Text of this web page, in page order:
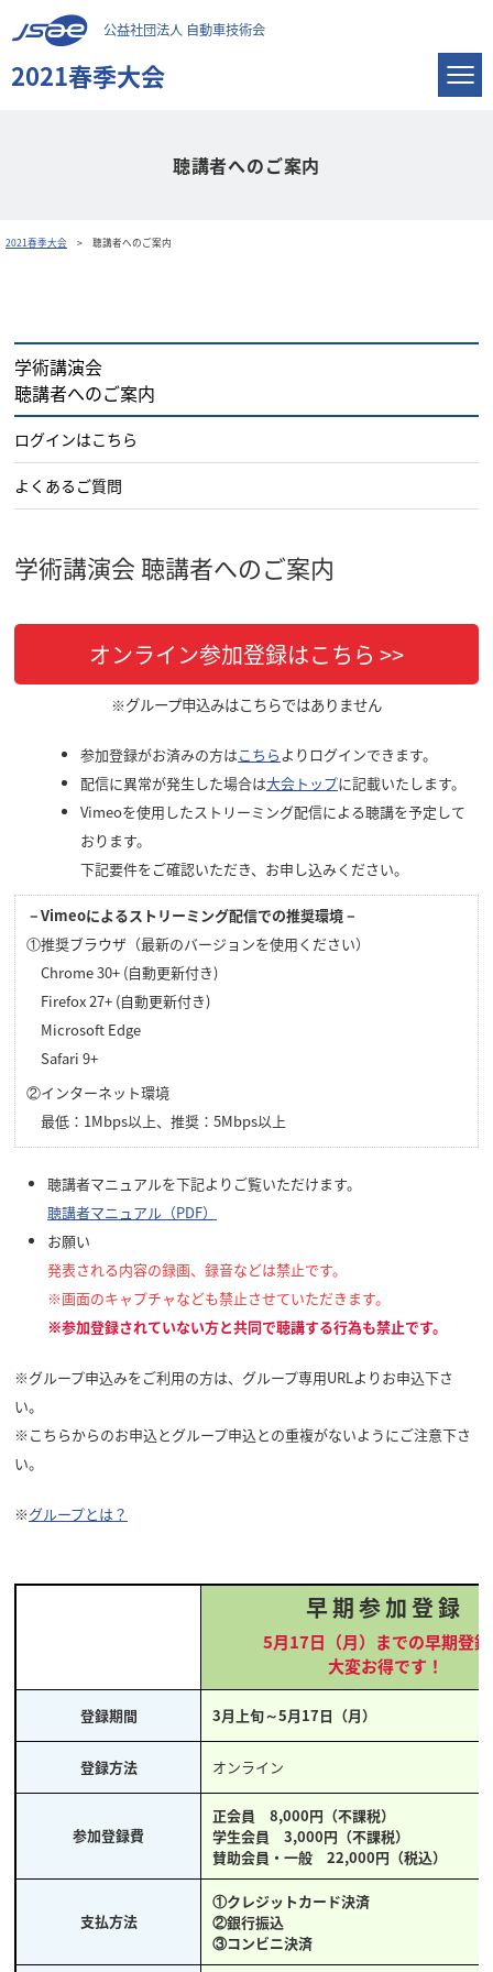
2021春季大会
公益社団法人 自動車技術会
聴講者へのご案内
2021春季大会 聴講者へのご案内
学術講演会
聴講者へのご案内
ログインはこちら
よくあるご質問
学術講演会 聴講者へのご案内
オンライン参加登録はこちら >>
※グループ申込みはこちらではありません
参加登録がお済みの方はこちらよりログインできます。
配信に異常が発生した場合は大会トップに記載いたします。
Vimeoを使用したストリーミング配信による聴講を予定して
おります。
下記要件をご確認いただき、お申し込みください。
－Vimeoによるストリーミング配信での推奨環境－
①推奨ブラウザ（最新のバージョンを使用ください）
Chrome 30+ (自動更新付き)
Firefox 27+ (自動更新付き)
Microsoft Edge
Safari 9+
②インターネット環境
最低：1Mbps以上、推奨：5Mbps以上
聴講者マニュアルを下記よりご覧いただけます。
聴講者マニュアル（PDF）
お願い
発表される内容の録画、録音などは禁止です。
※画面のキャプチャなども禁止させていただきます。
※参加登録されていない方と共同で聴講する行為も禁止です。
※グループ申込みをご利用の方は、グループ専用URLよりお申込下さ
い。
※こちらからのお申込とグループ申込との重複がないようにご注意下さ
い。
※グループとは？
早期参加登録
5月17日（月）までの早期登
大変お得です！
登録期間 3月上旬～5月17日（月）
登録方法 オンライン
参加登録費
正会員 8,000円（不課税）
学生会員 3,000円（不課税）
賛助会員・一般 22,000円（税込）
支払方法
①クレジットカード決済
②銀行振込
③コンビニ決済